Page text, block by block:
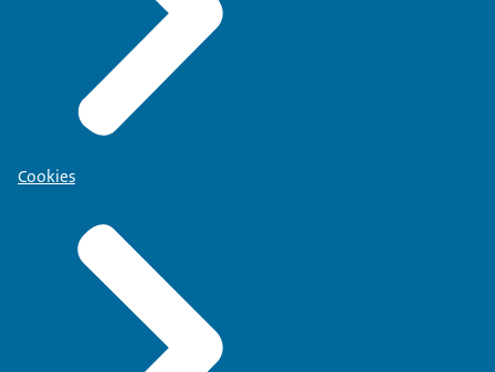
Cookies